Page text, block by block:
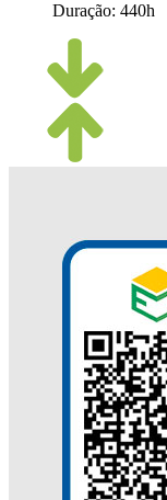
Duração: 440h